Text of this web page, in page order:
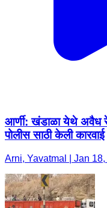
आर्णी: खंडाळा येथे अवैध
पोलीस साठी केली कारवाई
Arni, Yavatmal | Jan